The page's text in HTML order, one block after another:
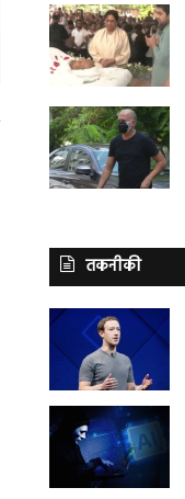
तकनीकी